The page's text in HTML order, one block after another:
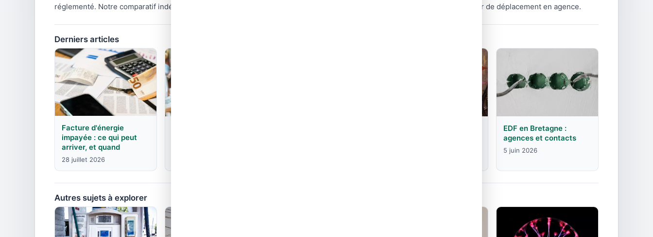
réglementé. Notre comparatif indépendant vous aide à trouver le contrat le plus avantageux pour votre foyer sans nécessiter de déplacement en agence.
Derniers articles
Facture d'énergie
impayée : ce qui peut
arriver, et quand
28 juillet 2026
EDF en Bretagne :
agences et contacts
5 juin 2026
Autres sujets à explorer